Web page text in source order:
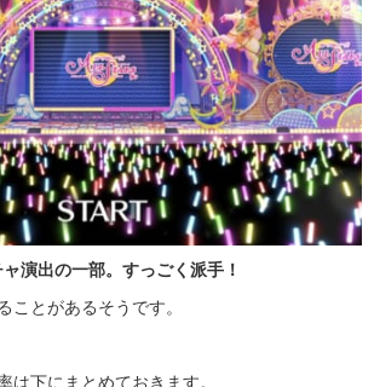
演出の一部。すっごく派手！
ことがあるそうです。
は下にまとめておきます。